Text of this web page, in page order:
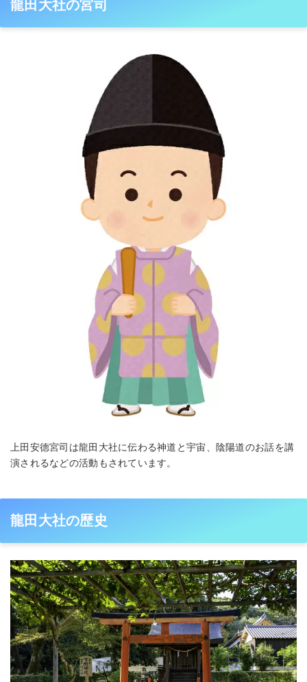
龍田大社の宮司
上田安德宮司は龍田大社に伝わる神道と宇宙、陰陽道のお話を講
演されるなどの活動もされています。
龍田大社の歴史